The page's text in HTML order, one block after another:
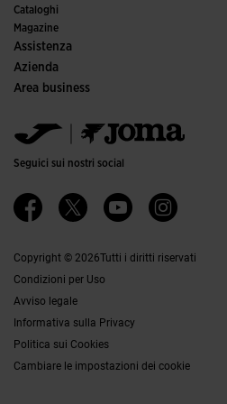
Comitati e federazioni
Edizioni speciali
Cataloghi
Magazine
Assistenza
Condizioni per gli acquisti
Trasporti e consegna
FAQs
Azienda
Storia
Canale etico
Responsabilità aziendale
Lavora con noi
Canale Etico
Area business
Jomanet
Area Marketing
Contatti
Seguici sui nostri social
Copyright © 2026Tutti i diritti riservati
Condizioni per Uso
Avviso legale
Informativa sulla Privacy
Politica sui Cookies
Cambiare le impostazioni dei cookie